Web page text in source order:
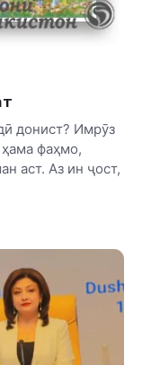
донист? Имрӯз
фаҳмо,
аст. Аз ин ҷост,